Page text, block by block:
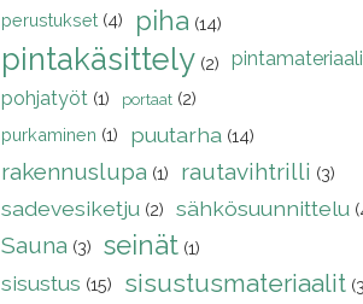
perustukset (4) piha (14)
pintakäsittely (2)
pohjatyöt (1) portaat (2)
purkaminen (1) puutarha (14)
rakennuslupa (1) rautavihtrilli (3)
sadevesiketju (2) sähkösuunnittelu
Sauna (3) seinät (1)
sisustus (15) sisustusmateriaalit